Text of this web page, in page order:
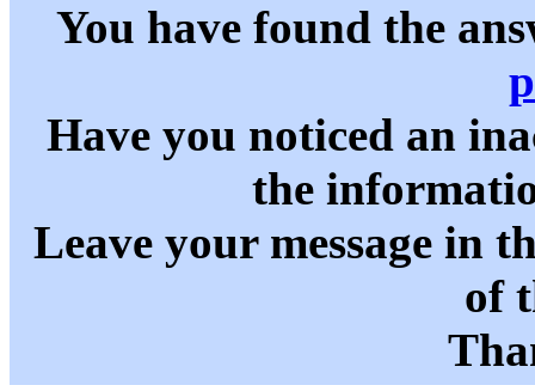
You have found the
Have you noticed an
the
Leave your message in
of